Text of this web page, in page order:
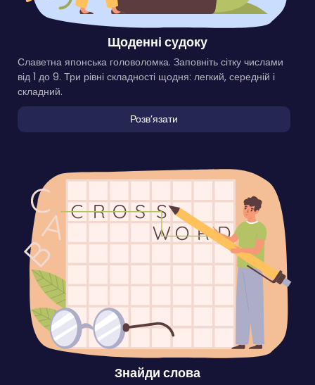
Щоденні судоку
Славетна японська головоломка. Заповніть сітку числами
від 1 до 9. Три рівні складності щодня: легкий, середній і
складний.
Розвʼязати
Знайди слова